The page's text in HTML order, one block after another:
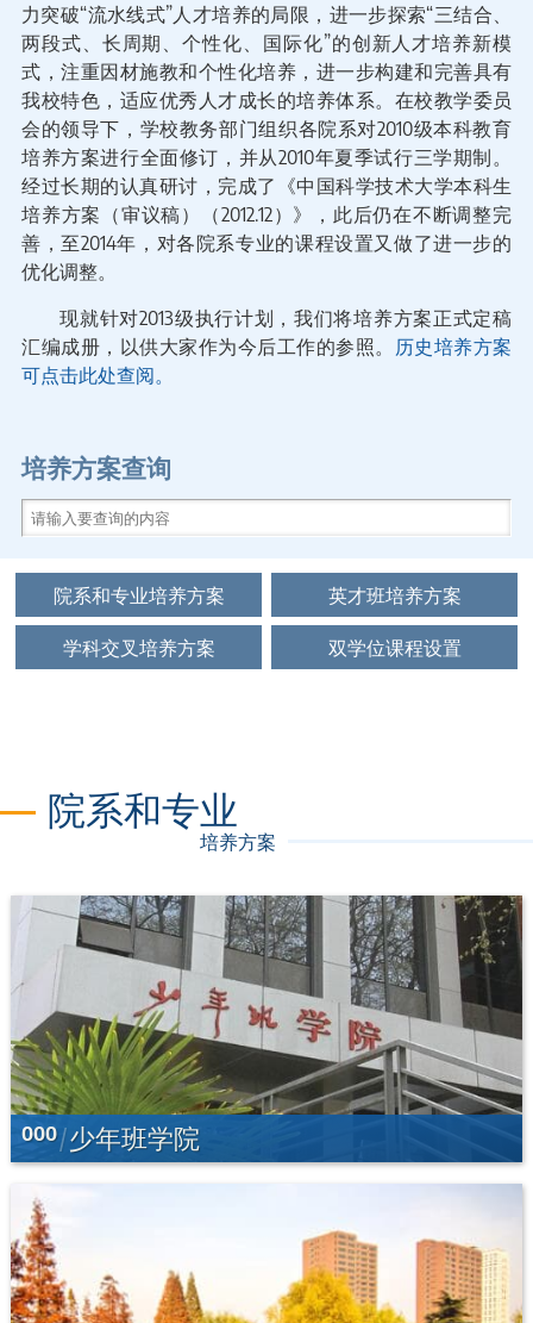
力突破“流水线式”人才培养的局限，进一步探索“三结合、
两段式、长周期、个性化、国际化”的创新人才培养新模
式，注重因材施教和个性化培养，进一步构建和完善具有
我校特色，适应优秀人才成长的培养体系。在校教学委员
会的领导下，学校教务部门组织各院系对2010级本科教育
培养方案进行全面修订，并从2010年夏季试行三学期制。
经过长期的认真研讨，完成了《中国科学技术大学本科生
培养方案（审议稿）（2012.12）》，此后仍在不断调整完
善，至2014年，对各院系专业的课程设置又做了进一步的
优化调整。
现就针对2013级执行计划，我们将培养方案正式定稿
汇编成册，以供大家作为今后工作的参照。
历史培养方案
可点击此处查阅。
培养方案查询
院系和专业培养方案 英才班培养方案
学科交叉培养方案 双学位课程设置
院系和专业
培养方案
000 少年班学院